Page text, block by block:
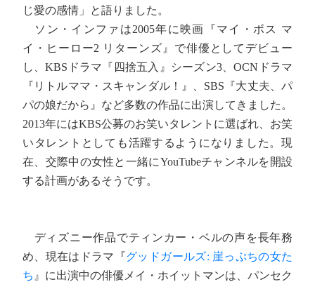
じ愛の感情」と語りました。
ソン・インファは2005年に映画『マイ・ボス マ
イ・ヒーロー2 リターンズ』で俳優としてデビュー
し、KBSドラマ『四捨五入』シーズン3、OCNドラマ
『リトルママ・スキャンダル！』、SBS『大丈夫、パ
パの娘だから』など多数の作品に出演してきました。
2013年にはKBS公募のお笑いタレントに選ばれ、お笑
いタレントとしても活躍するようになりました。現
在、交際中の女性と一緒にYouTubeチャンネルを開設
する計画があるそうです。
ディズニー作品でティンカー・ベルの声を長年務
め、現在はドラマ『グッドガールズ: 崖っぷちの女た
ち 』に出演中の俳優メイ・ホイットマンは、パンセク